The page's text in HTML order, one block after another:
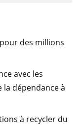
des millions
avec les
dépendance à
à recycler du